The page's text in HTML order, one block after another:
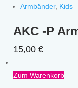
Armbänder, Kids
AKC -P
15,00€
Zum Warenkorb